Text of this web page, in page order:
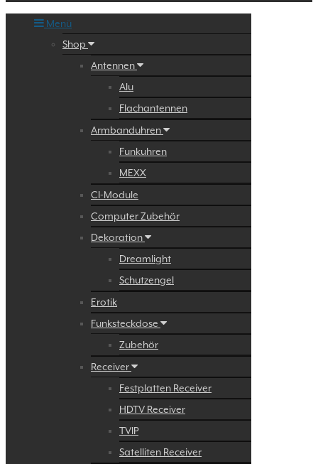
Menü
Shop
Antennen
Alu
Flachantennen
Armbanduhren
Funkuhren
MEXX
CI-Module
Computer Zubehör
Dekoration
Dreamlight
Schutzengel
Erotik
Funksteckdose
Zubehör
Receiver
Festplatten Receiver
HDTV Receiver
TVIP
Satelliten Receiver